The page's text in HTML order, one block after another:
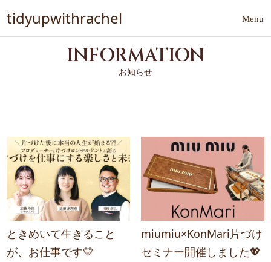
tidyupwithrachel
INFORMATION
お知らせ
ときめいて生きること
が、お仕事です💛
miumiu×KonMari片づけ
セミナー開催しました💖